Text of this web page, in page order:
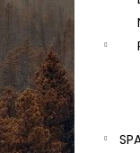
l
35 Kč